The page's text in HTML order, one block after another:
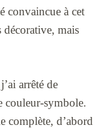
convaincue à cet
décorative, mais
arrêté de
couleur-symbole.
complète, d’abord